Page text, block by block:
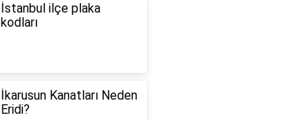
İstanbul ilçe plaka
kodları
İkarusun Kanatları Neden
Eridi?